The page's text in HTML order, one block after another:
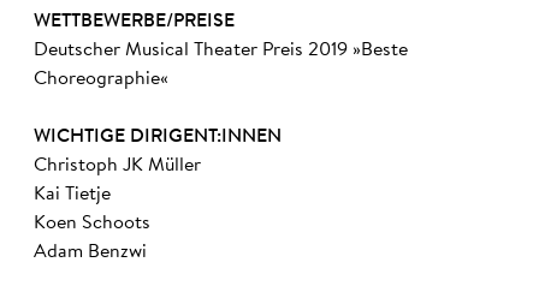
WETTBEWERBE/PREISE
Deutscher Musical Theater Preis 2019 »Beste
Choreographie«
WICHTIGE DIRIGENT:INNEN
Christoph JK Müller
Kai Tietje
Koen Schoots
Adam Benzwi